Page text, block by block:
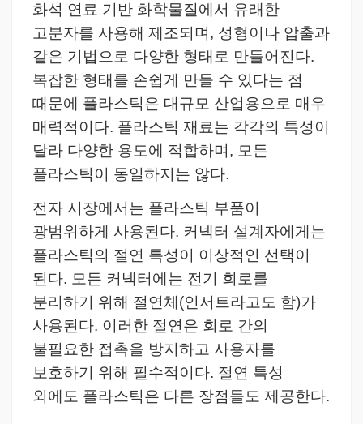
화석 연료 기반 화학물질에서 유래한
고분자를 사용해 제조되며, 성형이나 압출과
같은 기법으로 다양한 형태로 만들어진다.
복잡한 형태를 손쉽게 만들 수 있다는 점
때문에 플라스틱은 대규모 산업용으로 매우
매력적이다. 플라스틱 재료는 각각의 특성이
달라 다양한 용도에 적합하며, 모든
플라스틱이 동일하지는 않다.
전자 시장에서는 플라스틱 부품이
광범위하게 사용된다. 커넥터 설계자에게는
플라스틱의 절연 특성이 이상적인 선택이
된다. 모든 커넥터에는 전기 회로를
분리하기 위해 절연체(인서트라고도 함)가
사용된다. 이러한 절연은 회로 간의
불필요한 접촉을 방지하고 사용자를
보호하기 위해 필수적이다. 절연 특성
외에도 플라스틱은 다른 장점들도 제공한다.